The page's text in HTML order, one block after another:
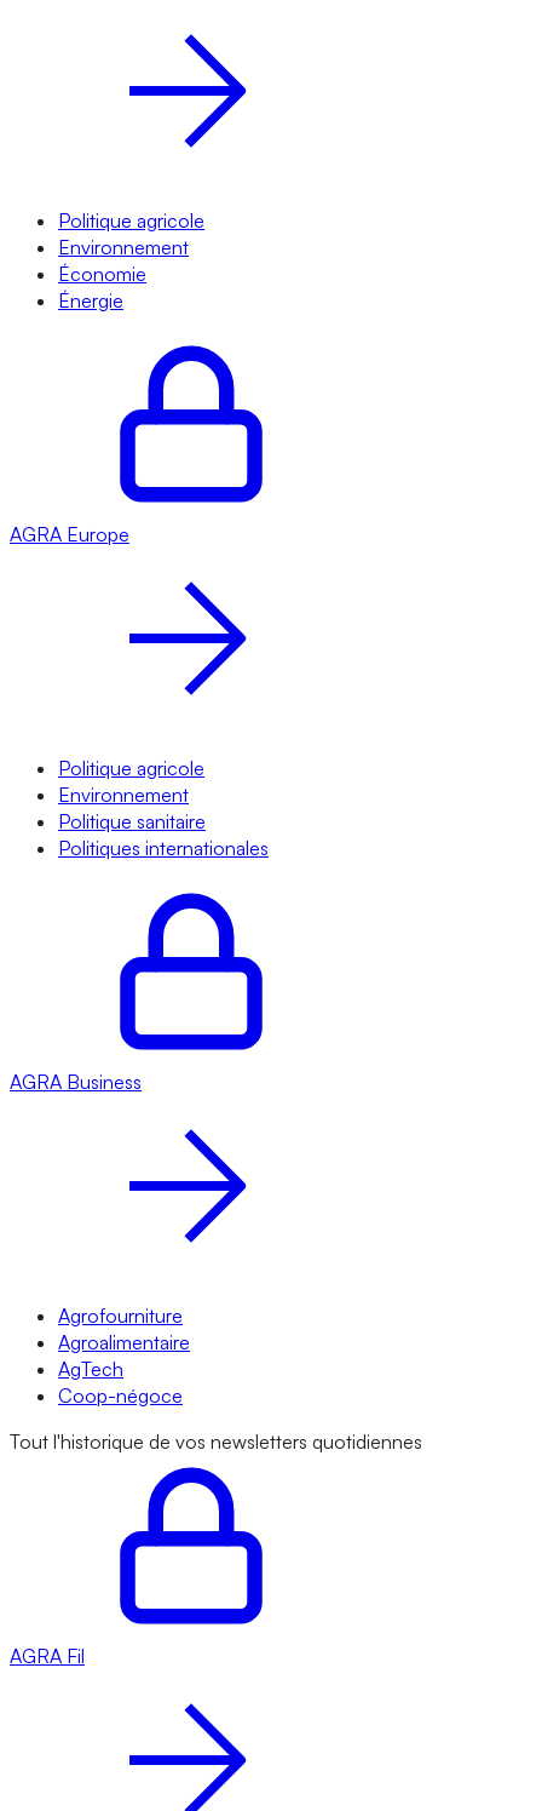
Politique agricole
Environnement
Économie
Énergie
AGRA Europe
Politique agricole
Environnement
Politique sanitaire
Politiques internationales
AGRA Business
Agrofourniture
Agroalimentaire
AgTech
Coop-négoce
Tout l'historique de vos newsletters quotidiennes
AGRA Fil